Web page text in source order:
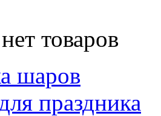
товаров
шаров
праздника